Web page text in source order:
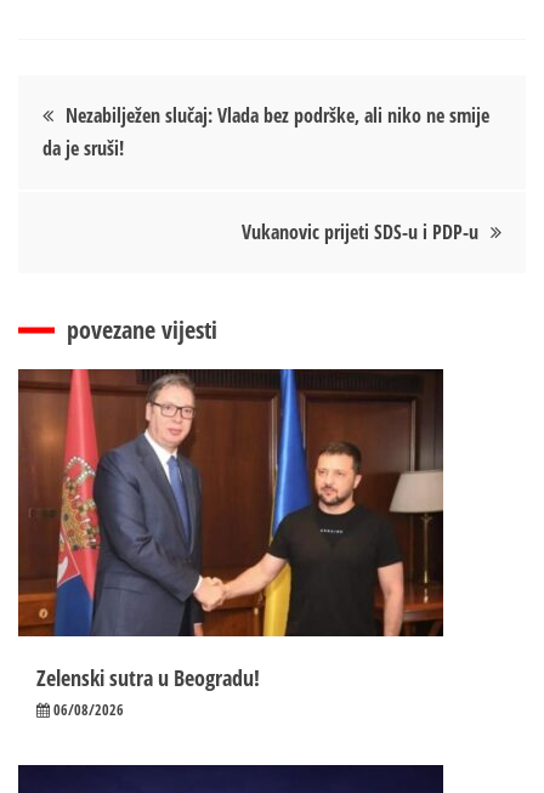
Кретање
чланка
Nezabilježen slučaj: Vlada bez podrške, ali niko ne smije
da je sruši!
Vukanovic prijeti SDS-u i PDP-u
povezane vijesti
Zelenski sutra u Beogradu!
06/08/2026